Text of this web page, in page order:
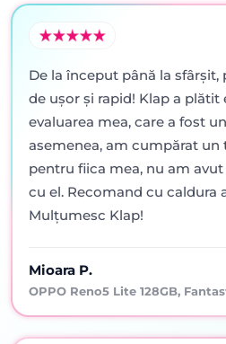
De la început până la
de ușor și rapid! Klap a plătit
evaluarea mea, care a fost
asemenea, am cumpărat un
pentru fiica mea, nu am
cu el. Recomand cu caldura
Mulțumesc Klap!
Mioara P.
OPPO Reno5 Lite 128GB,